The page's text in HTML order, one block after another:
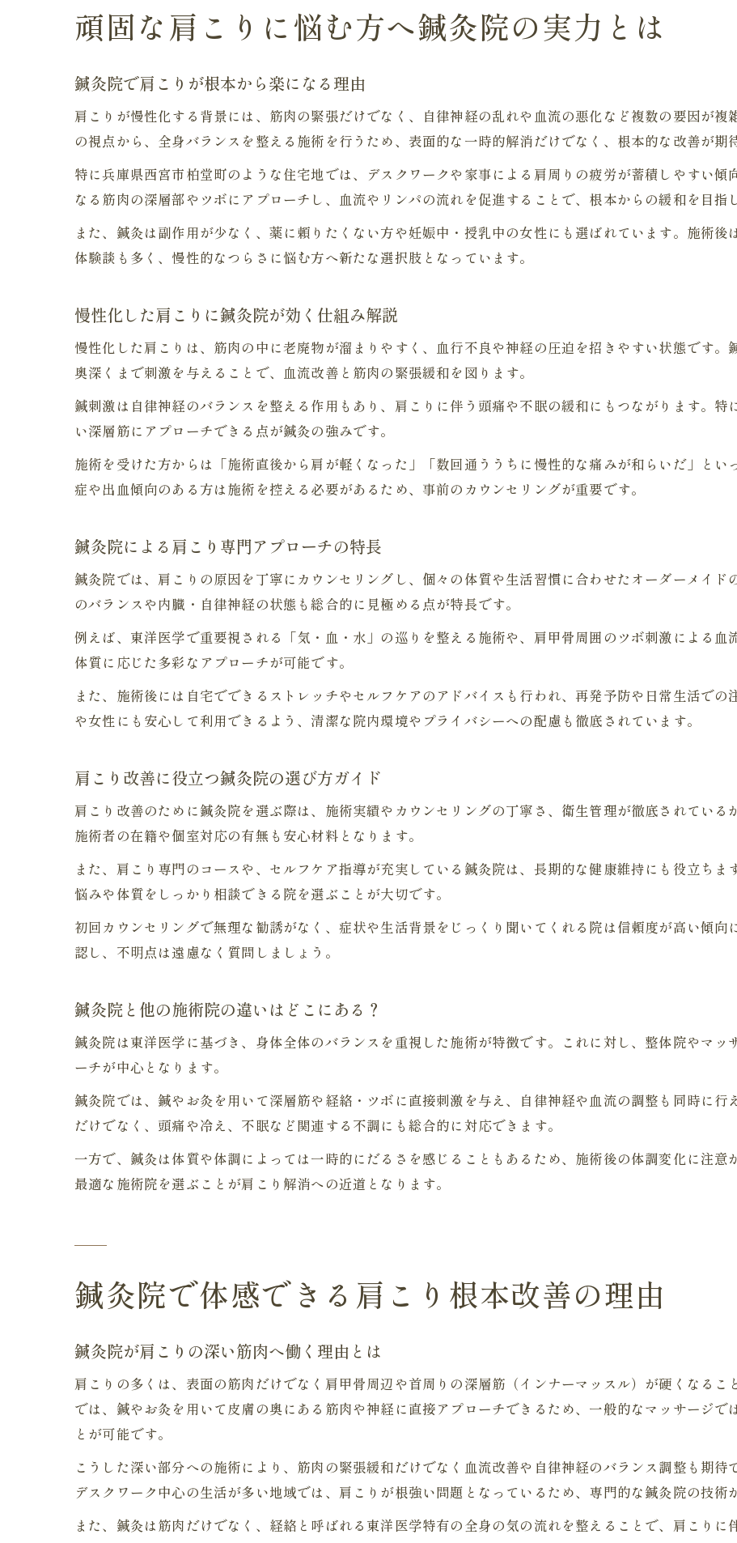
鍼灸院が肩こりの深い筋肉へ働く理由とは
肩こりを根本から変える鍼灸院の施術内容
鍼灸院の根本治療が持続的な肩こり対策に
肩こりが治らない時こそ鍼灸院が有効なワケ
鍼灸院はなぜ慢性的な肩こりに効果的か徹底解説
肩こりが治らない時に鍼灸院が選ばれる理由
鍼灸院で改善しづらい肩こりに期待できる効果
一般的な対処法と鍼灸院の肩こり施術の差異
肩こり改善には鍼灸院の東洋医学的アプローチ
鍼灸院が行う東洋医学的肩こり改善法の特徴
東洋医学から見る鍼灸院の肩こり施術の強み
鍼灸院のツボ刺激で肩こりを和らげる理由
鍼灸院で実感できる肩こり改善の新発見
鍼灸院利用で分かる肩こり改善の新しい視点
鍼灸院で気付く肩こり改善と生活習慣の関係
肩こりの根本要因を鍼灸院視点で見直す方法
鍼灸院の施術で得られる肩こり改善の体感談
鍼灸院の肩こり施術が自律神経に与える影響
肩こり改善と自律神経調整を鍼灸院で体感
鍼灸院での肩こり改善に役立つリラックス術
頑固な肩こりに悩む方へ鍼灸院の実力とは
鍼灸院で肩こりが根本から楽になる理由
肩こりが慢性化する背景には、筋肉の緊張だけでなく、自律神経の乱れや血流の悪化など複数の要因が
の視点から、全身バランスを整える施術を行うため、表面的な一時的解消だけでなく、根本的な改善が期
特に兵庫県西宮市柏堂町のような住宅地では、デスクワークや家事による肩周りの疲労が蓄積しやすい傾
なる筋肉の深層部やツボにアプローチし、血流やリンパの流れを促進することで、根本からの緩和を目指
また、鍼灸は副作用が少なく、薬に頼りたくない方や妊娠中・授乳中の女性にも選ばれています。施術後
体験談も多く、慢性的なつらさに悩む方へ新たな選択肢となっています。
慢性化した肩こりに鍼灸院が効く仕組み解説
慢性化した肩こりは、筋肉の中に老廃物が溜まりやすく、血行不良や神経の圧迫を招きやすい状態です
奥深くまで刺激を与えることで、血流改善と筋肉の緊張緩和を図ります。
鍼刺激は自律神経のバランスを整える作用もあり、肩こりに伴う頭痛や不眠の緩和にもつながります。特
い深層筋にアプローチできる点が鍼灸の強みです。
施術を受けた方からは「施術直後から肩が軽くなった」「数回通ううちに慢性的な痛みが和らいだ」と
症や出血傾向のある方は施術を控える必要があるため、事前のカウンセリングが重要です。
鍼灸院による肩こり専門アプローチの特長
鍼灸院では、肩こりの原因を丁寧にカウンセリングし、個々の体質や生活習慣に合わせたオーダーメイ
のバランスや内臓・自律神経の状態も総合的に見極める点が特長です。
例えば、東洋医学で重要視される「気・血・水」の巡りを整える施術や、肩甲骨周囲のツボ刺激による
体質に応じた多彩なアプローチが可能です。
また、施術後には自宅でできるストレッチやセルフケアのアドバイスも行われ、再発予防や日常生活で
や女性にも安心して利用できるよう、清潔な院内環境やプライバシーへの配慮も徹底されています。
肩こり改善に役立つ鍼灸院の選び方ガイド
肩こり改善のために鍼灸院を選ぶ際は、施術実績やカウンセリングの丁寧さ、衛生管理が徹底されてい
施術者の在籍や個室対応の有無も安心材料となります。
また、肩こり専門のコースや、セルフケア指導が充実している鍼灸院は、長期的な健康維持にも役立ち
悩みや体質をしっかり相談できる院を選ぶことが大切です。
初回カウンセリングで無理な勧誘がなく、症状や生活背景をじっくり聞いてくれる院は信頼度が高い傾
認し、不明点は遠慮なく質問しましょう。
鍼灸院と他の施術院の違いはどこにある？
鍼灸院は東洋医学に基づき、身体全体のバランスを重視した施術が特徴です。これに対し、整体院やマッ
ーチが中心となります。
鍼灸院では、鍼やお灸を用いて深層筋や経絡・ツボに直接刺激を与え、自律神経や血流の調整も同時に行
だけでなく、頭痛や冷え、不眠など関連する不調にも総合的に対応できます。
一方で、鍼灸は体質や体調によっては一時的にだるさを感じることもあるため、施術後の体調変化に注意
最適な施術院を選ぶことが肩こり解消への近道となります。
鍼灸院で体感できる肩こり根本改善の理由
鍼灸院が肩こりの深い筋肉へ働く理由とは
肩こりの多くは、表面の筋肉だけでなく肩甲骨周辺や首周りの深層筋（インナーマッスル）が硬くなる
では、鍼やお灸を用いて皮膚の奥にある筋肉や神経に直接アプローチできるため、一般的なマッサージで
とが可能です。
こうした深い部分への施術により、筋肉の緊張緩和だけでなく血流改善や自律神経のバランス調整も期
デスクワーク中心の生活が多い地域では、肩こりが根強い問題となっているため、専門的な鍼灸院の技術
また、鍼灸は筋肉だけでなく、経絡と呼ばれる東洋医学特有の全身の気の流れを整えることで、肩こり